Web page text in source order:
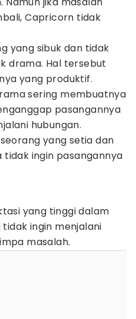
Capricorn tidak
yang sibuk dan tidak
drama. Hal tersebut
yang produktif.
sering membuatnya
pasangannya
hubungan.
yang setia dan
ingin pasangannya
yang tinggi dalam
tidak ingin menjalani
masalah.